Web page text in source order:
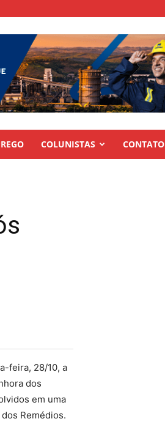
COLUNISTAS CONTATO
feira, 28/10, a
dos
em uma
Remédios.